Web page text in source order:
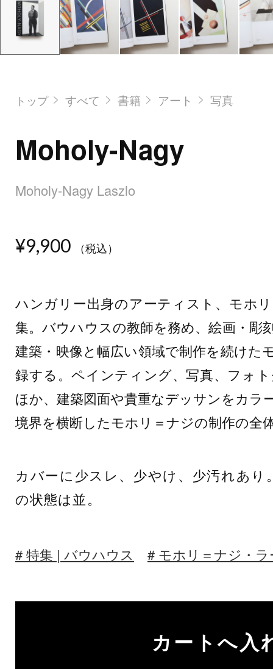
トップ すべて 書籍 アート 写真
Moholy-Nagy
Moholy-Nagy Laszlo
¥9,900 （税込）
ハンガリー出身のアーティスト、モホ
集。バウハウスの教師を務め、絵画・彫
建築・映像と幅広い領域で制作を続けた
録する。ペインティング、写真、フォ
ほか、建築図面や貴重なデッサンをカラ
境界を横断したモホリ＝ナジの制作の全
カバーに少スレ、少やけ、少汚れあ
の状態は並。
特集 | バウハウス モホリ＝ナジ・